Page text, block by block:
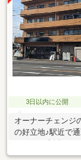
3日以内に公開
オーナーチェンジ
の好立地♪駅近で
約１５分以内！